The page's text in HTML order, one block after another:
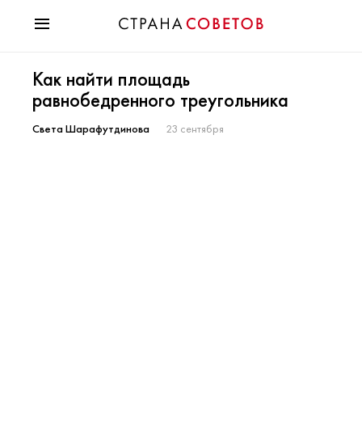
Мода
Звезды
Гороскопы
Как найти площадь
равнобедренного треугольника
Света Шарафутдинова 23 сентября